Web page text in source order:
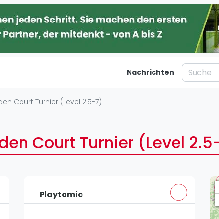
Blog
Die Geschichte von Padel
Regeln und Punktzählung
Nachrichten
Court Turnier (Level 2.5-7)
Court Turnier (Level
Playtomic